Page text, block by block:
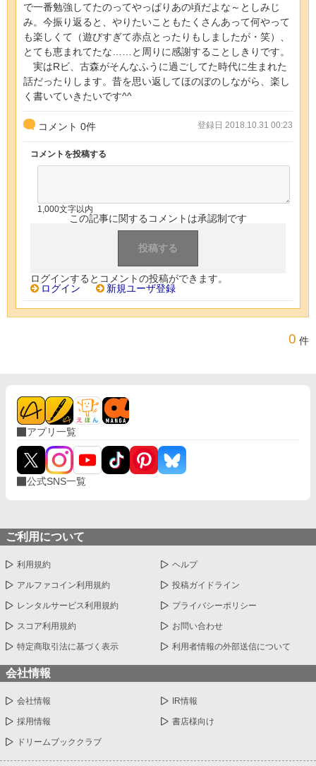
で一番勉強してたのってやっぱりあの頃だよな～としみじ
み。今振り返ると、やりたいこともたくさんあって何やって
も楽しくて（遊びすぎて赤点とったりもしましたが・笑）、
とても恵まれてたな……と周りに感謝することしきりです。
実はRビ、古森がそんなふうに過ごしてた時代に生まれた
話だったりします。昔を思い返してほのぼのしながら、楽し
く書いていきたいです^^
コメント 0件 登録日 2018.10.31 00:23
コメントを投稿する
1,000文字以内
この記事に関するコメントは承認制です
ログインするとコメントの投稿ができます。
ログイン
新規ユーザ登録
0 件
アプリ一覧
公式SNS一覧
ご利用について
利用規約 ヘルプ
アルファコイン利用規約 投稿ガイドライン
レンタルサービス利用規約 プライバシーポリシー
スコア利用規約 お問い合わせ
特定商取引法に基づく表示 利用者情報の外部送信について
会社情報
会社情報 IR情報
採用情報 書店様向け
ドリームブッククラブ